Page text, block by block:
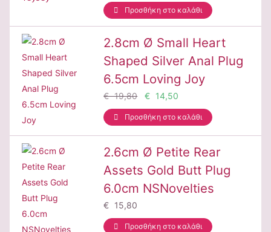
Προσθήκη στο καλάθι
2.8cm Ø Small Heart
Shaped Silver Anal Plug
6.5cm Loving Joy
€ 19,80 € 14,50
Προσθήκη στο καλάθι
2.6cm Ø Petite Rear
Assets Gold Butt Plug
6.0cm NSNovelties
€ 15,80
Προσθήκη στο καλάθι